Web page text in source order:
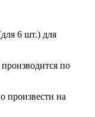
по
произвести на